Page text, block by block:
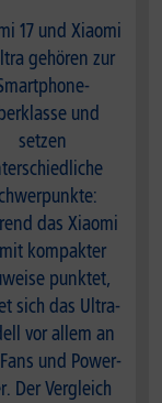
17 und Xiaomi
gehören zur
und
setzen
das Xiaomi
kompakter
punktet,
sich das Ultra-
vor allem an
und Power-
Der Vergleich